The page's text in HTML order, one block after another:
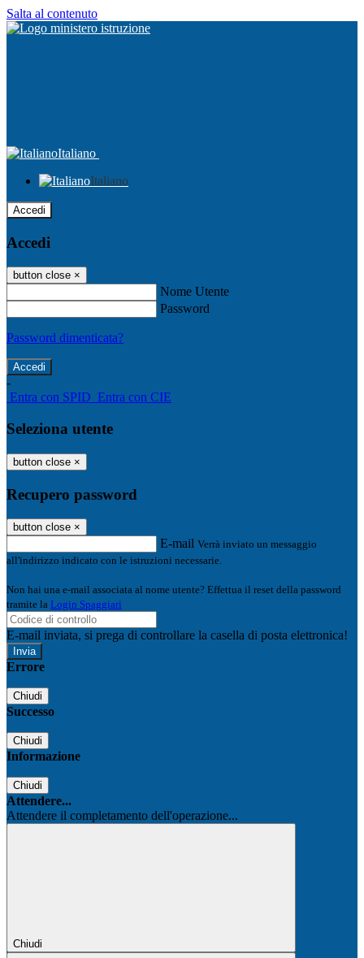
Salta al contenuto
Italiano
Italiano
Accedi
Accedi
button close ×
Nome Utente
Password
Password dimenticata?
-
Entra con SPID Entra con CIE
Seleziona utente
button close ×
Recupero password
button close ×
E-mail Verrà inviato un messaggio
all'indirizzo indicato con le istruzioni necessarie.
Non hai una e-mail associata al nome utente? Effettua il reset della password
tramite la Login Spaggiari
E-mail inviata, si prega di controllare la casella di posta elettronica!
Errore
Chiudi
Successo
Chiudi
Informazione
Chiudi
Attendere...
Attendere il completamento dell'operazione...
Chiudi